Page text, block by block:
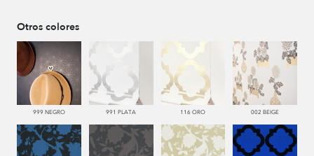
Otros colores
999 NEGRO 991 PLATA 116 ORO 002 BEIGE